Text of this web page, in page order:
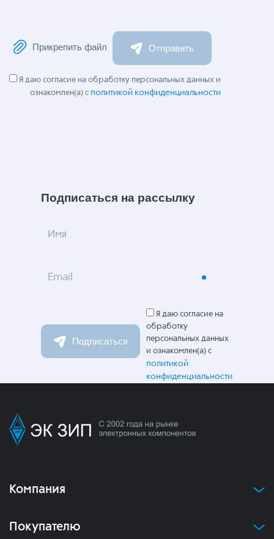
Прикрепить файл Отправить
Я даю согласие на обработку персональных данных и
ознакомлен(а) с политикой конфиденциальности
Подписаться на рассылку
Имя
Email
Подписаться
Я даю согласие на
обработку
персональных данных
и ознакомлен(а) с
политикой
конфиденциальности
Компания
Покупателю